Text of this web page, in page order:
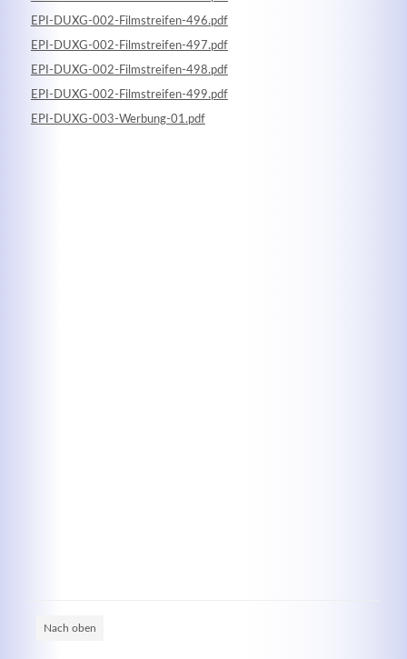
EPI-DUXG-002-Filmstreifen-496.pdf
EPI-DUXG-002-Filmstreifen-497.pdf
EPI-DUXG-002-Filmstreifen-498.pdf
EPI-DUXG-002-Filmstreifen-499.pdf
EPI-DUXG-003-Werbung-01.pdf
Nach oben
Kontaktdaten
Herbert Lukaszewski
info@optical-toys.com
http://www.optical-toys.com